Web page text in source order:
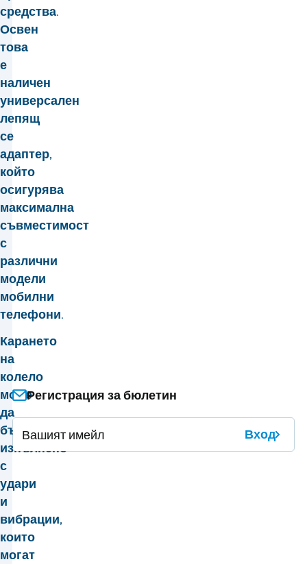
средства.
Освен
това
е
наличен
универсален
лепящ
се
адаптер,
който
осигурява
максимална
съвместимост
с
различни
модели
мобилни
телефони.
Карането
на
колело
може
да
бъде
изпълнено
с
удари
и
вибрации,
които
могат
Регистрация за бюлетин
Вход